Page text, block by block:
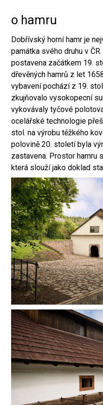
o hamru
Dobřívský horní hamr je
památka svého druhu v
postavena začátkem 19.
dřevěných hamrů z let
vybavení pochází z 19.
zkujňovalo vysokopecní
vykovávaly tyčové
ocelářské technologie
stol. na výrobu těžkého
polovině 20. století byla
zastavena. Prostor hamru
která slouží jako doklad